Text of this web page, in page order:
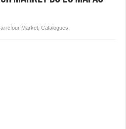
Market ,Catalogues